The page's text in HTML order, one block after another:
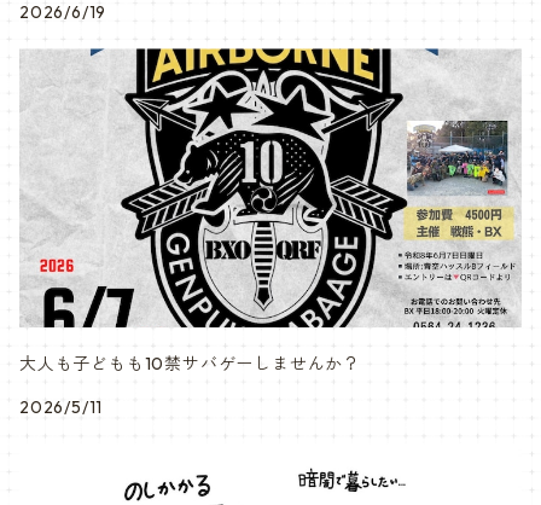
2026/6/19
大人も子どもも10禁サバゲーしませんか？
2026/5/11